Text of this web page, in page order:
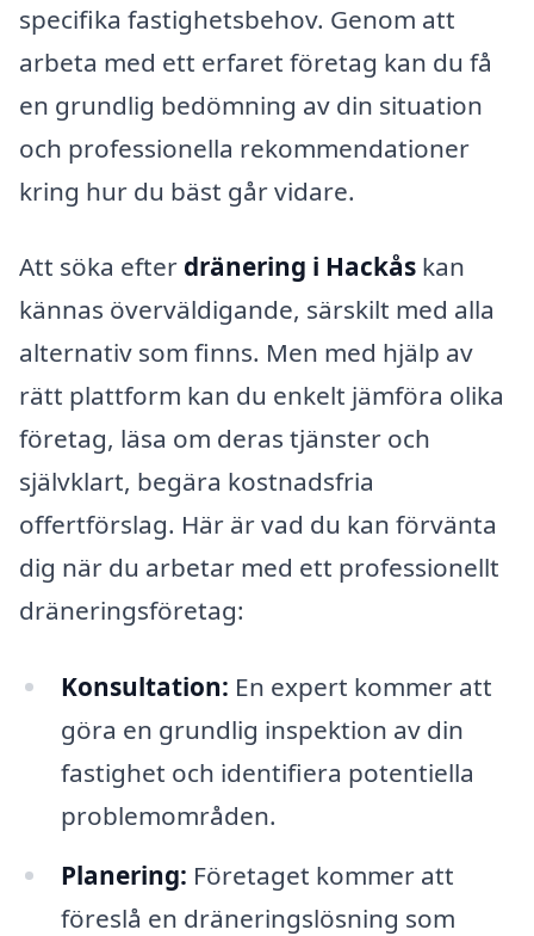
specifika fastighetsbehov. Genom att
arbeta med ett erfaret företag kan du få
en grundlig bedömning av din situation
och professionella rekommendationer
kring hur du bäst går vidare.
Att söka efter dränering i Hackås kan
kännas överväldigande, särskilt med alla
alternativ som finns. Men med hjälp av
rätt plattform kan du enkelt jämföra olika
företag, läsa om deras tjänster och
självklart, begära kostnadsfria
offertförslag. Här är vad du kan förvänta
dig när du arbetar med ett professionellt
dräneringsföretag:
Konsultation: En expert kommer att
göra en grundlig inspektion av din
fastighet och identifiera potentiella
problemområden.
Planering: Företaget kommer att
föreslå en dräneringslösning som